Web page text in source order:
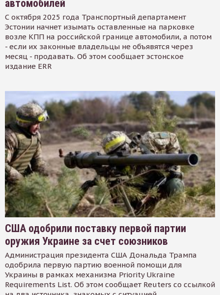
автомобилей
С октября 2025 года Транспортный департамент
Эстонии начнет изымать оставленные на парковке
возле КПП на российской границе автомобили, а потом
- если их законные владельцы не объявятся через
месяц - продавать. Об этом сообщает эстонское
издание ERR
США одобрили поставку первой партии
оружия Украине за счет союзников
Администрация президента США Дональда Трампа
одобрила первую партию военной помощи для
Украины в рамках механизма Priority Ukraine
Requirements List. Об этом сообщает Reuters со ссылкой